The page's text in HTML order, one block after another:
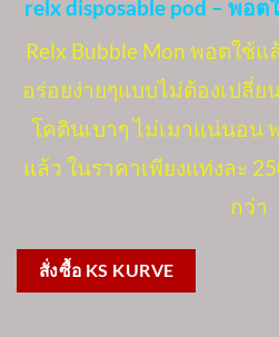
relx disposable pod – พอ
Relx Bubble Mon พอตใช้
อร่อยง่ายๆแบบไม่ต้องเปลี่
โคตินเบาๆ ไม่เมาแน่นอน
แล้ว ในราคาเพียงแท่งละ
กว่า
สั่งซื้อ KS KURVE